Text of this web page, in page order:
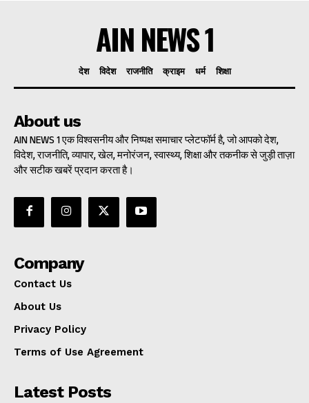
AIN NEWS 1
देश विदेश राजनीति क्राइम धर्म शिक्षा
About us
AIN NEWS 1 एक विश्वसनीय और निष्पक्ष समाचार प्लेटफॉर्म है, जो आपको देश,
विदेश, राजनीति, व्यापार, खेल, मनोरंजन, स्वास्थ्य, शिक्षा और तकनीक से जुड़ी ताज़ा
और सटीक खबरें प्रदान करता है।
Company
Contact Us
About Us
Privacy Policy
Terms of Use Agreement
Latest Posts